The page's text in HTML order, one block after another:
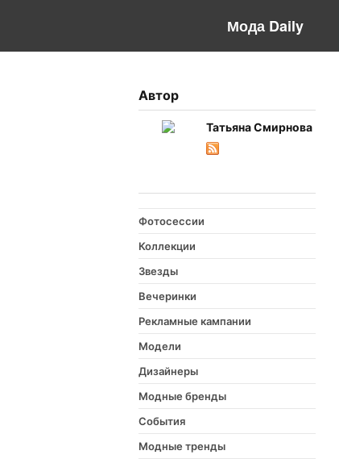
Мода Daily
Автор
Татьяна Смирнова
Фотосессии
Коллекции
Звезды
Вечеринки
Рекламные кампании
Модели
Дизайнеры
Модные бренды
События
Модные тренды